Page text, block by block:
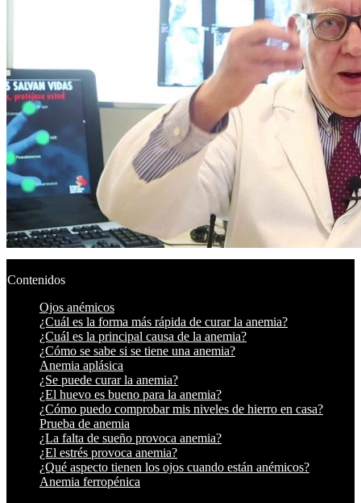
Contenidos
Ojos anémicos
¿Cuál es la forma más rápida de curar la anemia?
¿Cuál es la principal causa de la anemia?
¿Cómo se sabe si se tiene una anemia?
Anemia aplásica
¿Se puede curar la anemia?
¿El huevo es bueno para la anemia?
¿Cómo puedo comprobar mis niveles de hierro en casa?
Prueba de anemia
¿La falta de sueño provoca anemia?
¿El estrés provoca anemia?
¿Qué aspecto tienen los ojos cuando están anémicos?
Anemia ferropénica